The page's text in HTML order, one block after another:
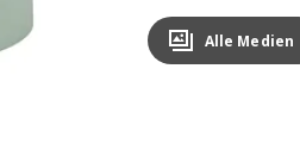
Alle Medien